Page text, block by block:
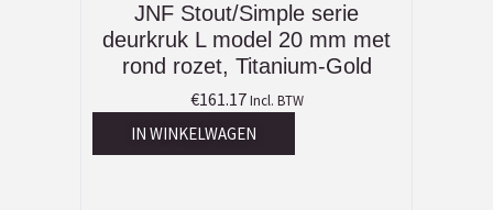
JNF Stout/Simple serie
deurkruk L model 20 mm met
rond rozet, Titanium-Gold
€161.17 Incl. BTW
IN WINKELWAGEN